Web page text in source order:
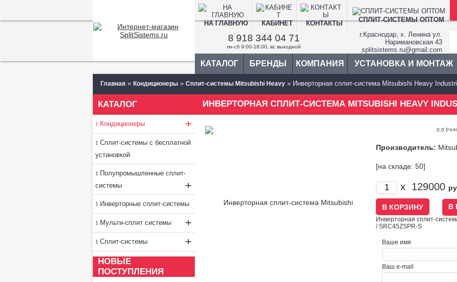
НА ГЛАВНУЮ КАБИНЕТ КОНТАКТЫ СПЛИТ-СИСТЕМЫ ОПТОМ
8 918 344 04 71
пн-сб 9:00-18:00, вс выходной
г.Краснодар, х. Ленина ул.
Наримановская 43
splitsistems.ru@gmail.com
КАТАЛОГ БРЕНДЫ КОМПАНИЯ УСТАНОВКА И МОНТАЖ
Главная » Кондиционеры » Сплит-системы Mitsubishi Heavy » Инверторная сплит-система Mitsubishi Heavy
КАТАЛОГ
Кондиционеры +
Сплит-системы с бесплатной
установкой
Полупромышленные сплит-
системы
+
Инверторные сплит-системы
Мульти-сплит системы +
Сплит-системы +
НОВЫЕ
ПОСТУПЛЕНИЯ
0.0
Производитель:
[на складе: 50]
x 129000
В
Инверторная сплит-
/ SRC45ZSPR-S
Ваше имя
Ваш e-mail